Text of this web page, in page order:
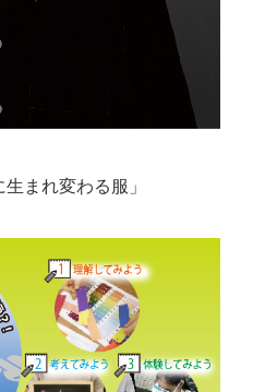
まれ変わる服」